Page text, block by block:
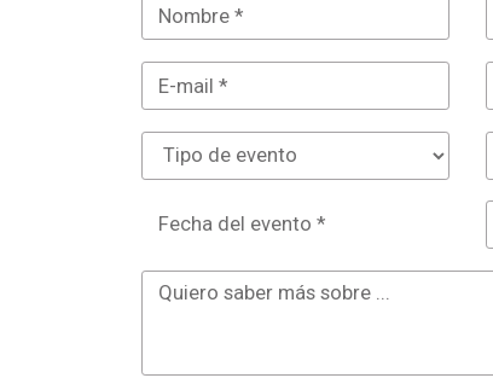
Fecha del evento *